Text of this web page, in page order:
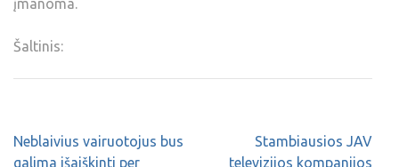
įmanoma.
Šaltinis:
Neblaivius vairuotojus bus
galima išaiškinti per
Stambiausios JAV
televizijos kompanijos